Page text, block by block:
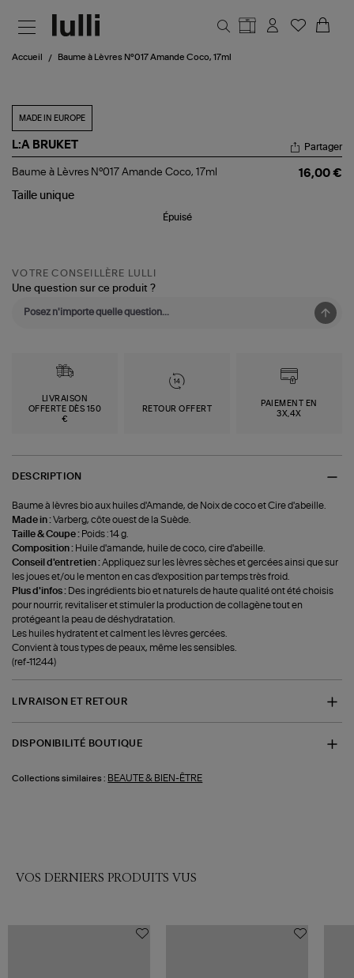
Accueil Baume à Lèvres N°017 Amande Coco, 17ml
MADE IN EUROPE
L:A BRUKET
Baume
Lèvres
Partager
Baume à Lèvres N°017 Amande Coco, 17ml
16,00 €
Taille unique
Épuisé
VOTRE CONSEILLÈRE LULLI
Une question sur ce produit ?
LIVRAISON
OFFERTE DÈS 150
€
RETOUR OFFERT
PAIEMENT EN
3X,4X
DESCRIPTION
Baume à lèvres bio aux huiles d'Amande, de Noix de coco et Cire d'abeille.
Made in :Varberg, côte ouest de la Suède.
Taille & Coupe : Poids : 14 g.
Composition : Huile d'amande, huile de coco, cire d'abeille.
Conseil d'entretien :Appliquez sur les lèvres sèches et gercées ainsi que sur
les joues et/ou le menton en cas d'exposition par temps très froid.
Plus d'infos : Des ingrédients bio et naturels de haute qualité ont été choisis
pour nourrir, revitaliser et stimuler la production de collagène tout en
protégeant la peau de déshydratation.
Les huiles hydratent et calment les lèvres gercées.
Convient à tous types de peaux, même les sensibles.
(ref-11244)
LIVRAISON ET RETOUR
DISPONIBILITÉ BOUTIQUE
Collections similaires : BEAUTE & BIEN-ÊTRE
VOS DERNIERS PRODUITS VUS